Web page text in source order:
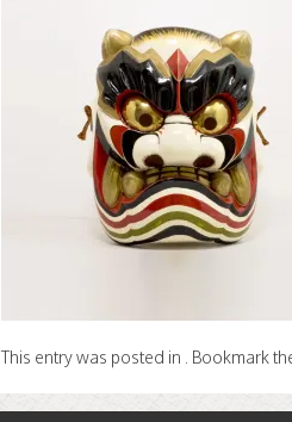
This entry was posted in . Bookmark